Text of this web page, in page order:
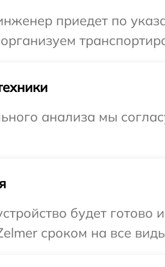
приедет по
анализа мы
будет
сроком на все